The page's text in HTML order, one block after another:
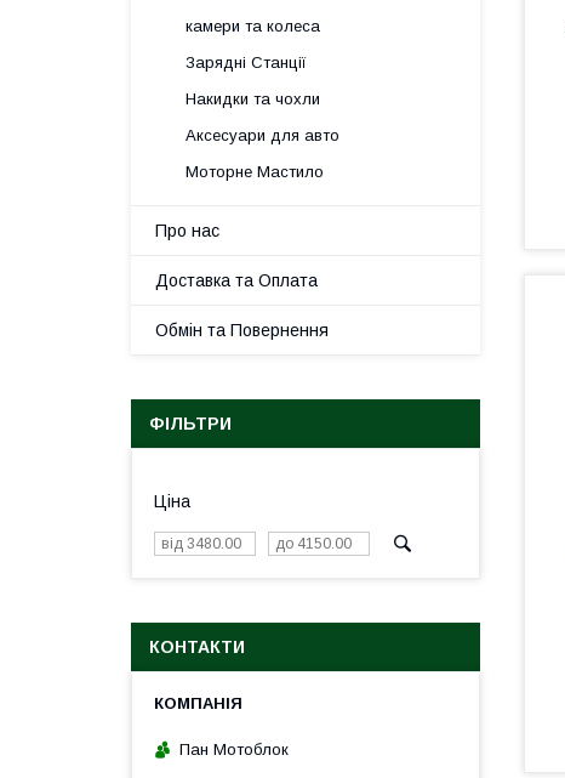
камери та колеса
Зарядні Станції
Накидки та чохли
Аксесуари для авто
Моторне Мастило
Про нас
Доставка та Оплата
Обмін та Повернення
ФІЛЬТРИ
Ціна
КОНТАКТИ
Пан Мотоблок